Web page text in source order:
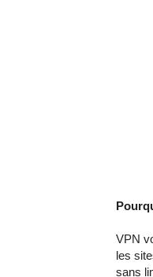
VPN
les
sans